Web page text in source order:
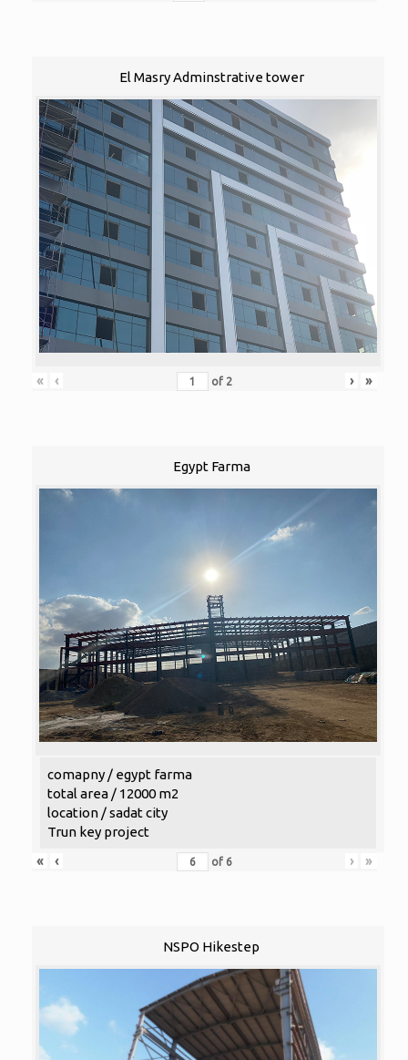
El Masry Adminstrative tower
« ‹ of 2 › »
Egypt Farma
comapny / egypt farma
total area / 12000 m2
location / sadat city
Trun key project
«
‹ of 6 › »
NSPO Hikestep